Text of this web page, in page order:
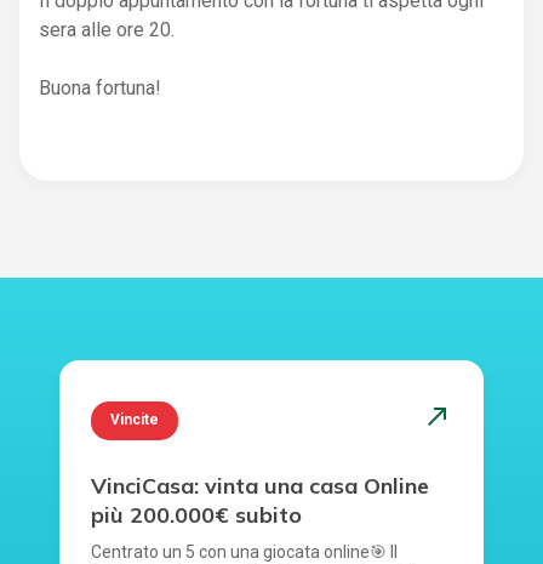
sera alle ore 20.
Buona fortuna!
Vincite north_east
VinciCasa: vinta una casa Online
più 200.000€ subito
Centrato un 5 con una giocata online🎯 Il